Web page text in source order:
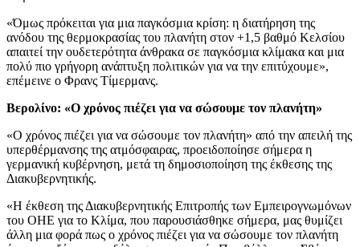
«Όμως πρόκειται για μια παγκόσμια κρίση: η διατήρηση της
ανόδου της θερμοκρασίας του πλανήτη στον +1,5 βαθμό Κελσίου
απαιτεί την ουδετερότητα άνθρακα σε παγκόσμια κλίμακα και μια
πολύ πιο γρήγορη ανάπτυξη πολιτικών για να την επιτύχουμε»,
επέμεινε ο Φρανς Τίμερμανς.
Βερολίνο: «Ο χρόνος πιέζει για να σώσουμε τον πλανήτη»
«Ο χρόνος πιέζει για να σώσουμε τον πλανήτη» από την απειλή της
υπερθέρμανσης της ατμόσφαιρας, προειδοποίησε σήμερα η
γερμανική κυβέρνηση, μετά τη δημοσιοποίηση της έκθεσης της
Διακυβερνητικής.
«Η έκθεση της Διακυβερνητικής Επιτροπής των Εμπειρογνωμόνων
του ΟΗΕ για το Κλίμα, που παρουσιάσθηκε σήμερα, μας θυμίζει
άλλη μια φορά πως ο χρόνος πιέζει για να σώσουμε τον πλανήτη